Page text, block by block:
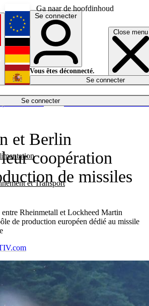
Ga naar de hoofdinhoud
Close menu
Se connecter
et Transport
Économie
English
Deutsch
Español
Se connecter
Vous êtes déconnecté.
Se connecter
et Berlin
coopération
de missiles
Rheinmetall et Lockheed Martin
de production européen dédié au missile